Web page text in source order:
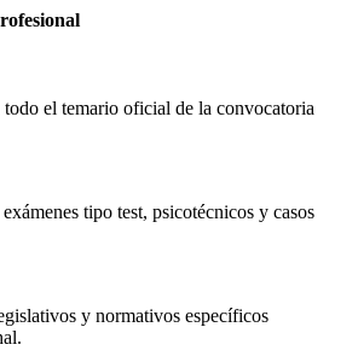
el temario oficial de la convocatoria
tipo test, psicotécnicos y casos
y normativos específicos